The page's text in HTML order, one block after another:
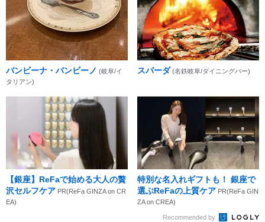
バンビーナ・バンビーノ (岐阜/イ
タリアン)
スパーダ (名鉄岐阜/ダイニングバー)
【銀座】ReFaで始める大人の贅
沢セルフケア PR(ReFa GINZA on CR
EA)
特別な名入れギフトも！ 銀座で
選ぶReFaの上質ケア PR(ReFa GIN
ZA on CREA)
Recommended by